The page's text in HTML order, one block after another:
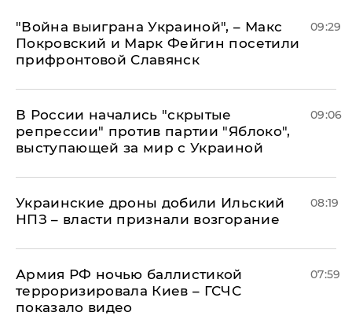
"Война выиграна Украиной", – Макс
Покровский и Марк Фейгин посетили
прифронтовой Славянск
09:29
В России начались "скрытые
репрессии" против партии "Яблоко",
выступающей за мир с Украиной
09:06
Украинские дроны добили Ильский
НПЗ – власти признали возгорание
08:19
Армия РФ ночью баллистикой
терроризировала Киев – ГСЧС
показало видео
07:59